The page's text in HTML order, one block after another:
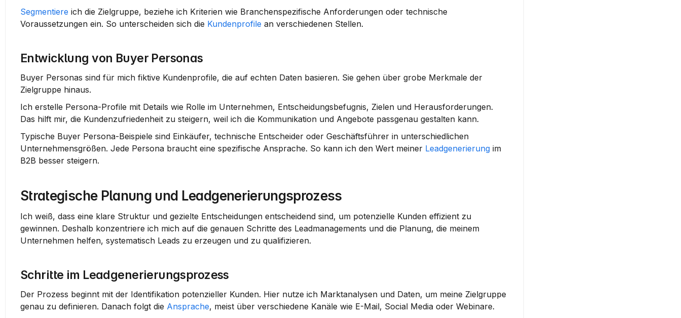
Segmentiere ich die Zielgruppe, beziehe ich Kriterien wie Branchen­spezifische Anforderungen oder technische
Voraussetzungen ein. So unterscheiden sich die Kundenprofile an verschiedenen Stellen.
Entwicklung von Buyer Personas
Buyer Personas sind für mich fiktive Kundenprofile, die auf echten Daten basieren. Sie gehen über grobe Merkmale der
Zielgruppe hinaus.
Ich erstelle Persona-Profile mit Details wie Rolle im Unternehmen, Entscheidungsbefugnis, Zielen und Herausforderungen.
Das hilft mir, die Kundenzufriedenheit zu steigern, weil ich die Kommunikation und Angebote passgenau gestalten kann.
Typische Buyer Persona-Beispiele sind Einkäufer, technische Entscheider oder Geschäftsführer in unterschiedlichen
Unternehmensgrößen. Jede Persona braucht eine spezifische Ansprache. So kann ich den Wert meiner Leadgenerierung im
B2B besser steigern.
Strategische Planung und Leadgenerierungsprozess
Ich weiß, dass eine klare Struktur und gezielte Entscheidungen entscheidend sind, um potenzielle Kunden effizient zu
gewinnen. Deshalb konzentriere ich mich auf die genauen Schritte des Leadmanagements und die Planung, die meinem
Unternehmen helfen, systematisch Leads zu erzeugen und zu qualifizieren.
Schritte im Leadgenerierungsprozess
Der Prozess beginnt mit der Identifikation potenzieller Kunden. Hier nutze ich Marktanalysen und Daten, um meine Zielgruppe
genau zu definieren. Danach folgt die Ansprache, meist über verschiedene Kanäle wie E-Mail, Social Media oder Webinare.